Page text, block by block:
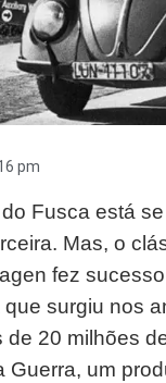
pm
Fusca está
Mas, o
fez
surgiu nos
de 20 milhões
Guerra, um